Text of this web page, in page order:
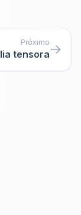
Próximo
tensora